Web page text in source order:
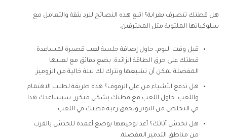
هل قطتك تتصرف بغرابة؟ اتبع هذه النصائح للرد بثقة والتعامل مع
سلوكياتها الملتوية مثل المحترفين.
قبل وقت النوم، حاول إضافة جلسة لعب قصيرة لمساعدة
قطتك على حرق الطاقة الزائدة. بضع دقائق مع لعبتها
المفضلة يمكن أن تشبعها وتترك لك ليلة خالية من الزوميز.
هل تدفع الأشياء من على الرفوف؟ هذه طريقة لطلب الاهتمام
واللعب. حاول اللعب مع قطتك بشكل متكرر. سيساعدك هذا
في التخلص من التوتر ويحقق رغبة قطتك في اللعب.
هل تخدش أثاثك؟ أعد توجيهها بوضع أعمدة للخدش بالقرب
من مناطق التدمير المفضلة.